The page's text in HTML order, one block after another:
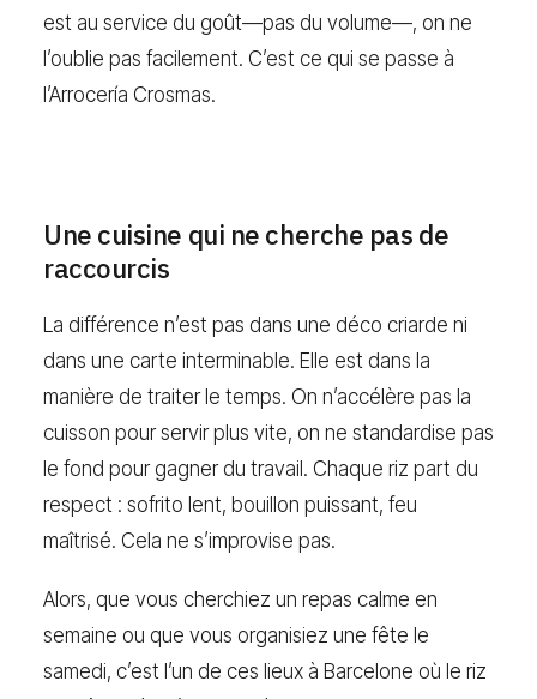
est au service du goût—pas du volume—, on ne
l’oublie pas facilement. C’est ce qui se passe à
l’Arrocería Crosmas.
Une cuisine qui ne cherche pas de
raccourcis
La différence n’est pas dans une déco criarde ni
dans une carte interminable. Elle est dans la
manière de traiter le temps. On n’accélère pas la
cuisson pour servir plus vite, on ne standardise pas
le fond pour gagner du travail. Chaque riz part du
respect : sofrito lent, bouillon puissant, feu
maîtrisé. Cela ne s’improvise pas.
Alors, que vous cherchiez un repas calme en
semaine ou que vous organisiez une fête le
samedi, c’est l’un de ces lieux à Barcelone où le riz